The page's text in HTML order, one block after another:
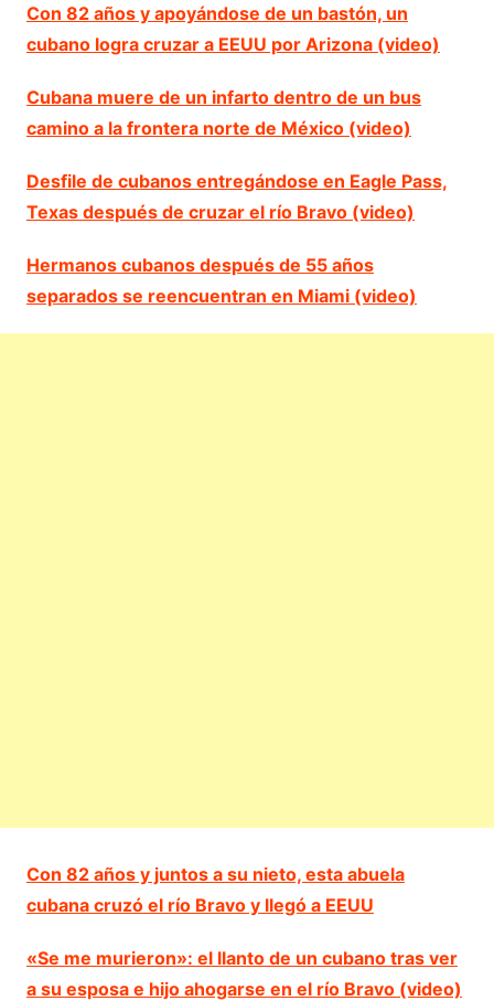
Con 82 años y apoyándose de un bastón, un
cubano logra cruzar a EEUU por Arizona (video)
Cubana muere de un infarto dentro de un bus
camino a la frontera norte de México (video)
Desfile de cubanos entregándose en Eagle Pass,
Texas después de cruzar el río Bravo (video)
Hermanos cubanos después de 55 años
separados se reencuentran en Miami (video)
Con 82 años y juntos a su nieto, esta abuela
cubana cruzó el río Bravo y llegó a EEUU
«Se me murieron»: el llanto de un cubano tras ver
a su esposa e hijo ahogarse en el río Bravo (video)